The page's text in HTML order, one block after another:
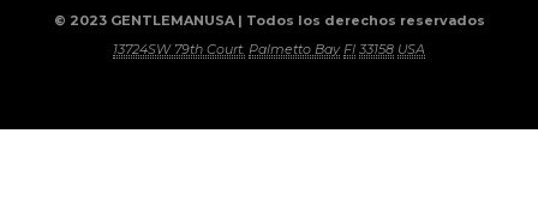
© 2023 GENTLEMANUSA | Todos los derechos reservados
13724SW 79th Court. Palmetto Bay Fl 33158 USA